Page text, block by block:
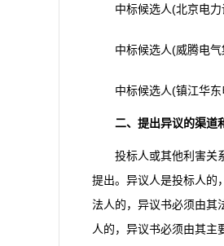
中标候选人(北京电
中标候选人(威腾电
中标候选人(镇江华
二、提出异议的渠道
投标人或其他利害关
提出。异议人是投标人的
法人的，异议书必须由其
人的，异议书必须由其主